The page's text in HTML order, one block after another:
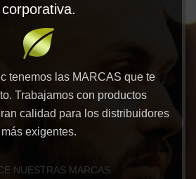
corporativa.
tenemos las MARCAS que te
Trabajamos con productos
calidad para los distribuidores
más exigentes.
NUESTRAS MARCAS